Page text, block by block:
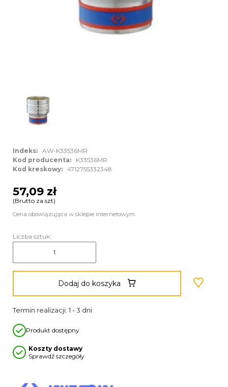
Indeks: AW-K33536MR
Kod producenta:
K33536MR
Kod kreskowy: 4712755332348
57,09 zł
(Brutto za szt)
Cena obowiązująca w sklepie internetowym.
Liczba sztuk:
Dodaj do koszyka
Termin realizacji: 1 - 3 dni
Produkt dostępny
Koszty dostawy
Sprawdź szczegóły